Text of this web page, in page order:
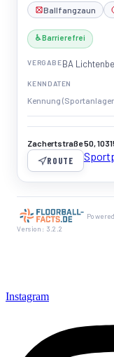
Ballfangzaun
♿ Barrierefrei
VERGABEBA
KENNDATEN
Kennung
Zachertstraße 50,
ROUTE
Version: 3.2.2
Instagram